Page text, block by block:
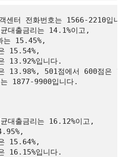
센터 전화번호는 1566-2210입니
대출금리는 14.1%이고,
는 15.45%,
15.54%,
13.92%입니다.
13.98%, 501점에서 600점은
는 1877-9900입니다.
대출금리는 16.12%이고,
15.64%,
16.15%입니다.